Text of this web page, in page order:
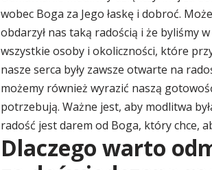
wobec Boga za Jego łaskę i dobroć.
obdarzył nas taką radością i że byliśmy
wszystkie osoby i okoliczności, które
nasze serca były zawsze otwarte na
możemy również wyrazić naszą
potrzebują. Ważne jest, aby modlitwa
radość jest darem od Boga, który chce,
Dlaczego warto